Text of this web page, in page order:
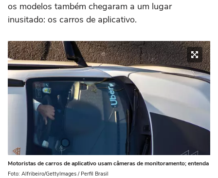
os modelos também chegaram a um lugar
inusitado: os carros de aplicativo.
Motoristas de carros de aplicativo usam câmeras de monitoramento; entenda
Foto: Alfribeiro/GettyImages / Perfil Brasil